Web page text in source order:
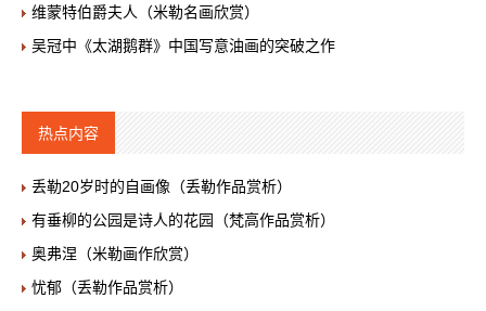
维蒙特伯爵夫人（米勒名画欣赏）
吴冠中《太湖鹅群》中国写意油画的突破之作
热点内容
丢勒20岁时的自画像（丢勒作品赏析）
有垂柳的公园是诗人的花园（梵高作品赏析）
奥弗涅（米勒画作欣赏）
忧郁（丢勒作品赏析）